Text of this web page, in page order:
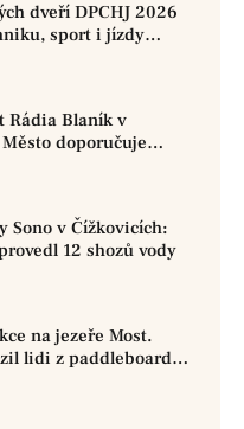
dveří DPCHJ 2026
sport i jízdy
Rádia Blaník v
doporučuje
Sono v Čížkovicích:
12 shozů vody
na jezeře Most.
lidi z paddleboardů,